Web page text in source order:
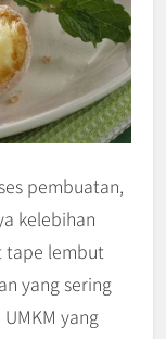
pembuatan,
kelebihan
tape lembut
yang sering
yang